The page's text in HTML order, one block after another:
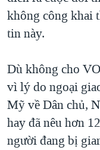
không công khai
tin này.
Dù không cho
vì lý do ngoại
Mỹ về Dân chủ,
hay đã nêu hơn
người đang bị